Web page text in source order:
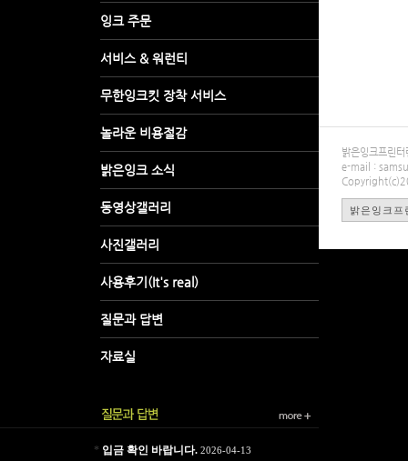
* 입금 확인 바랍니다.2026-04-13
밝은잉크프
e-mail :
밝은잉크프